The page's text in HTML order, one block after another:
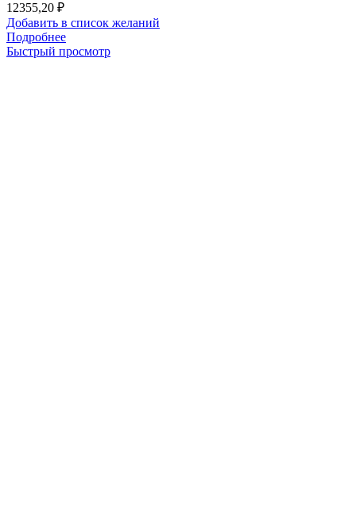
12355,20 ₽
Добавить в список желаний
Подробнее
Быстрый просмотр